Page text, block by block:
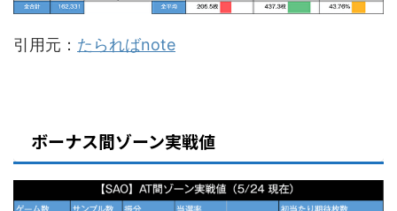
引用元： たらればnote
ボーナス間ゾーン実戦値